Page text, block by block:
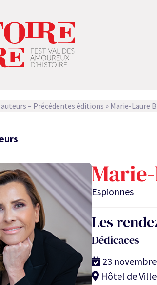
– Précédentes éditions » Marie-Laure
Espionnes
Les
Dédicaces
23
Hôtel de Ville